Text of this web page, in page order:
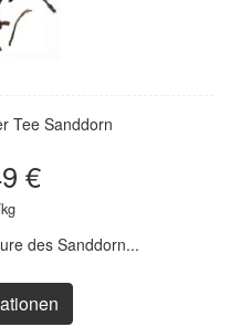
Tee Sanddorn
€
des Sanddorn...